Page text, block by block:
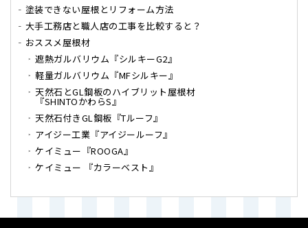
塗装できない屋根とリフォーム方法
大手工務店と職人店の工事を比較すると？
おススメ屋根材
遮熱ガルバリウム『シルキーG2』
軽量ガルバリウム『MFシルキー』
天然石とGL鋼板のハイブリット屋根材
『SHINTOかわらS』
天然石付きGL鋼板『Tルーフ』
アイジー工業『アイジールーフ』
ケイミュー『ROOGA』
ケイミュー 『カラーベスト』